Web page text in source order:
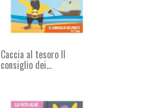
Caccia al tesoro Il
consiglio dei...